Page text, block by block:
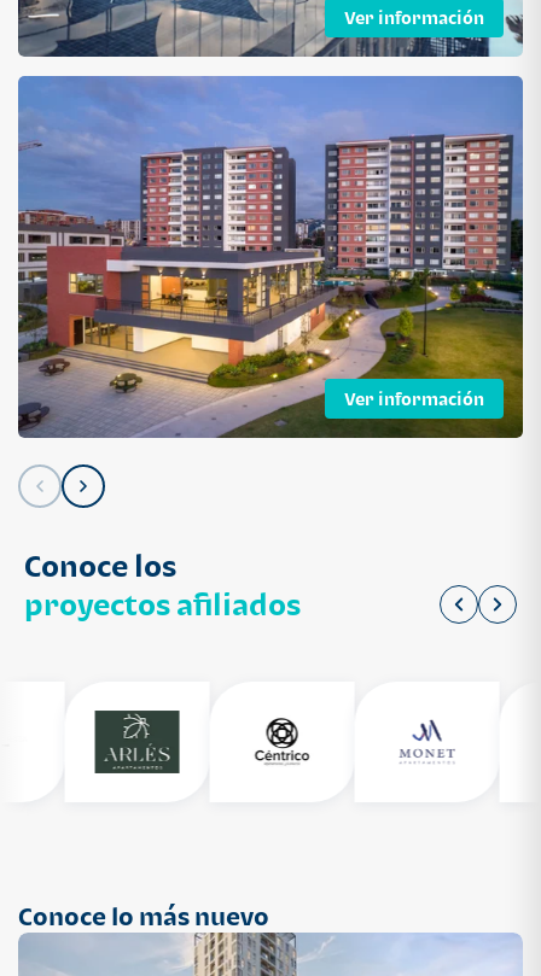
Ver información
Ver información
Conoce los
proyectos afiliados
Conoce lo más nuevo